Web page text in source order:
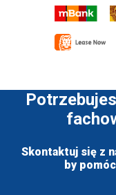
Skontaktuj się z
by